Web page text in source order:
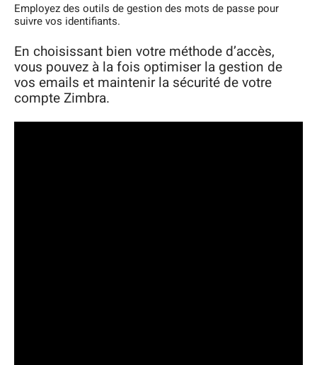
Employez des outils de gestion des mots de passe pour
suivre vos identifiants.
En choisissant bien votre méthode d’accès,
vous pouvez à la fois optimiser la gestion de
vos emails et maintenir la sécurité de votre
compte Zimbra.